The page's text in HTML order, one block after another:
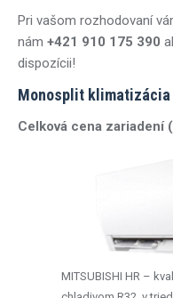
Pri vašom rozhodovaní
nám +421 910 175 390
dispozícii!
Monosplit
Celková cena zariadení
MITSUBISHI HR –